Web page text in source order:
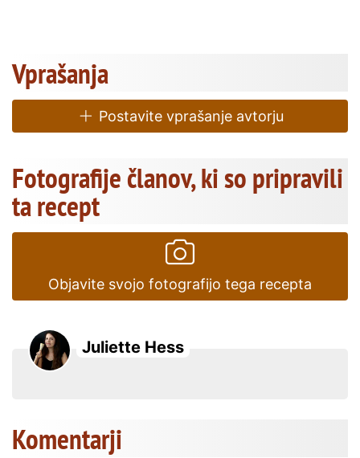
Vprašanja
Postavite vprašanje avtorju
Fotografije članov, ki so pripravili
ta recept
Objavite svojo fotografijo tega recepta
Juliette Hess
Komentarji